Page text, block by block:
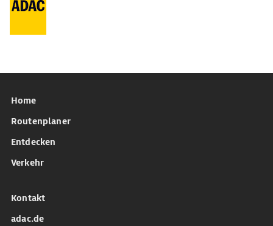
Home
Routenplaner
Entdecken
Verkehr
Kontakt
adac.de